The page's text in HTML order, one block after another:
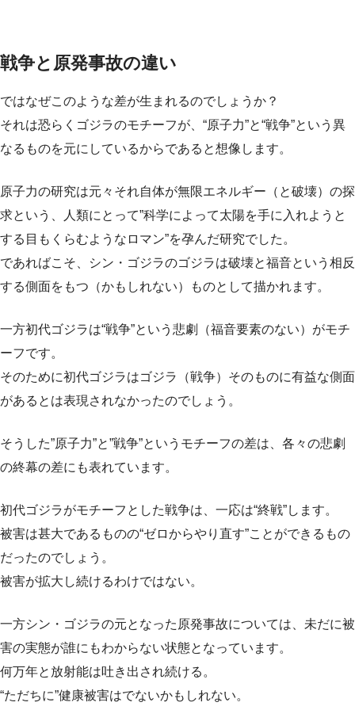
戦争と原発事故の違い
ではなぜこのような差が生まれるのでしょうか？
それは恐らくゴジラのモチーフが、“原子力”と“戦争”という異
なるものを元にしているからであると想像します。
原子力の研究は元々それ自体が無限エネルギー（と破壊）の探
求という、人類にとって”科学によって太陽を手に入れようと
する目もくらむようなロマン”を孕んだ研究でした。
であればこそ、シン・ゴジラのゴジラは破壊と福音という相反
する側面をもつ（かもしれない）ものとして描かれます。
一方初代ゴジラは“戦争”という悲劇（福音要素のない）がモチ
ーフです。
そのために初代ゴジラはゴジラ（戦争）そのものに有益な側面
があるとは表現されなかったのでしょう。
そうした”原子力”と”戦争”というモチーフの差は、各々の悲劇
の終幕の差にも表れています。
初代ゴジラがモチーフとした戦争は、一応は“終戦”します。
被害は甚大であるものの“ゼロからやり直す”ことができるもの
だったのでしょう。
被害が拡大し続けるわけではない。
一方シン・ゴジラの元となった原発事故については、未だに被
害の実態が誰にもわからない状態となっています。
何万年と放射能は吐き出され続ける。
“ただちに”健康被害はでないかもしれない。